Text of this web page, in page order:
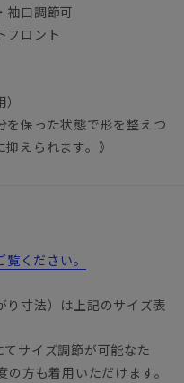
袖口調節可
フロント
を保った状態で形を整えつ
えられます。》
ください。
寸法）は上記のサイズ表
サイズ調節が可能なた
方も着用いただけます。